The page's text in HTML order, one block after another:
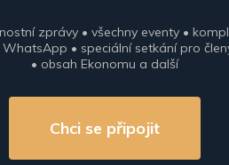
zprávy • všechny eventy •
• speciální setkání pro
• obsah Ekonomu a další
Chci se připojit